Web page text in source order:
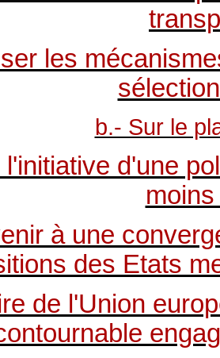
les
b.- Sur le
l'initiative d'une
à une
des Etats
de l'Union